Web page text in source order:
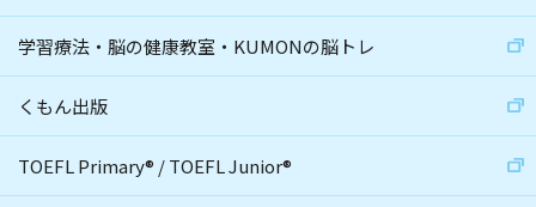
学習療法・脳の健康教室・KUMONの脳トレ
くもん出版
TOEFL Primary® /TOEFL Junior®